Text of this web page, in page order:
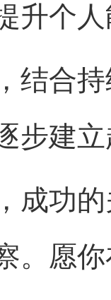
升个
结合
步建
成功
。愿